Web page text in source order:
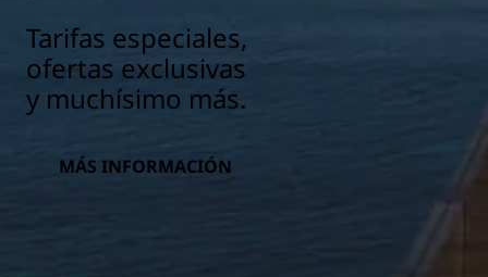
Tarifas especiales,
ofertas exclusivas
y muchísimo más.
MÁS INFORMACIÓN